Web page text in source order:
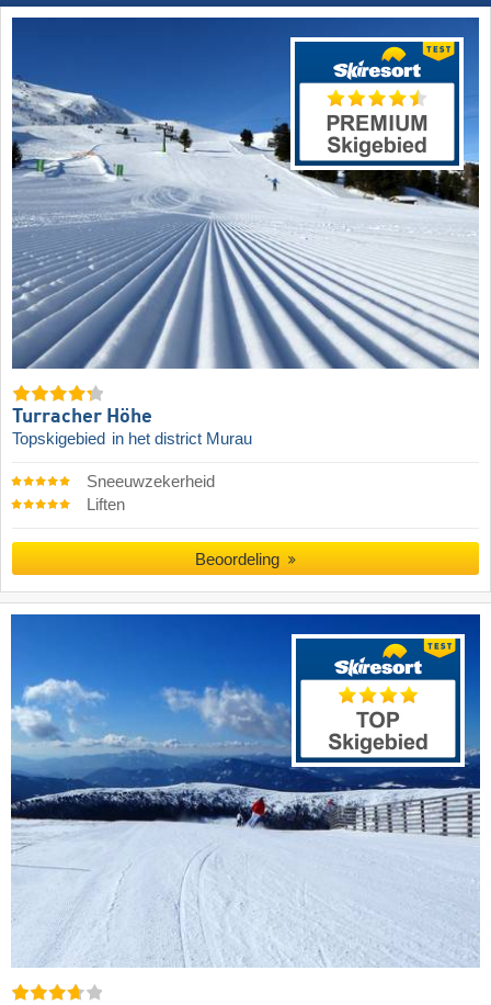
Turracher Höhe
Topskigebied in het district Murau
Sneeuwzekerheid
Liften
Beoordeling